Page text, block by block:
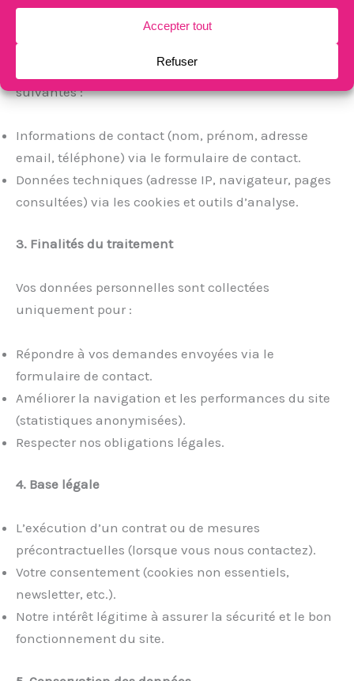
2. Données collectées
Nous pouvons être amenés à collecter les données
suivantes :
Informations de contact (nom, prénom, adresse
email, téléphone) via le formulaire de contact.
Données techniques (adresse IP, navigateur, pages
consultées) via les cookies et outils d’analyse.
3. Finalités du traitement
Vos données personnelles sont collectées
uniquement pour :
Répondre à vos demandes envoyées via le
formulaire de contact.
Améliorer la navigation et les performances du site
(statistiques anonymisées).
Respecter nos obligations légales.
4. Base légale
L’exécution d’un contrat ou de mesures
précontractuelles (lorsque vous nous contactez).
Votre consentement (cookies non essentiels,
newsletter, etc.).
Notre intérêt légitime à assurer la sécurité et le bon
fonctionnement du site.